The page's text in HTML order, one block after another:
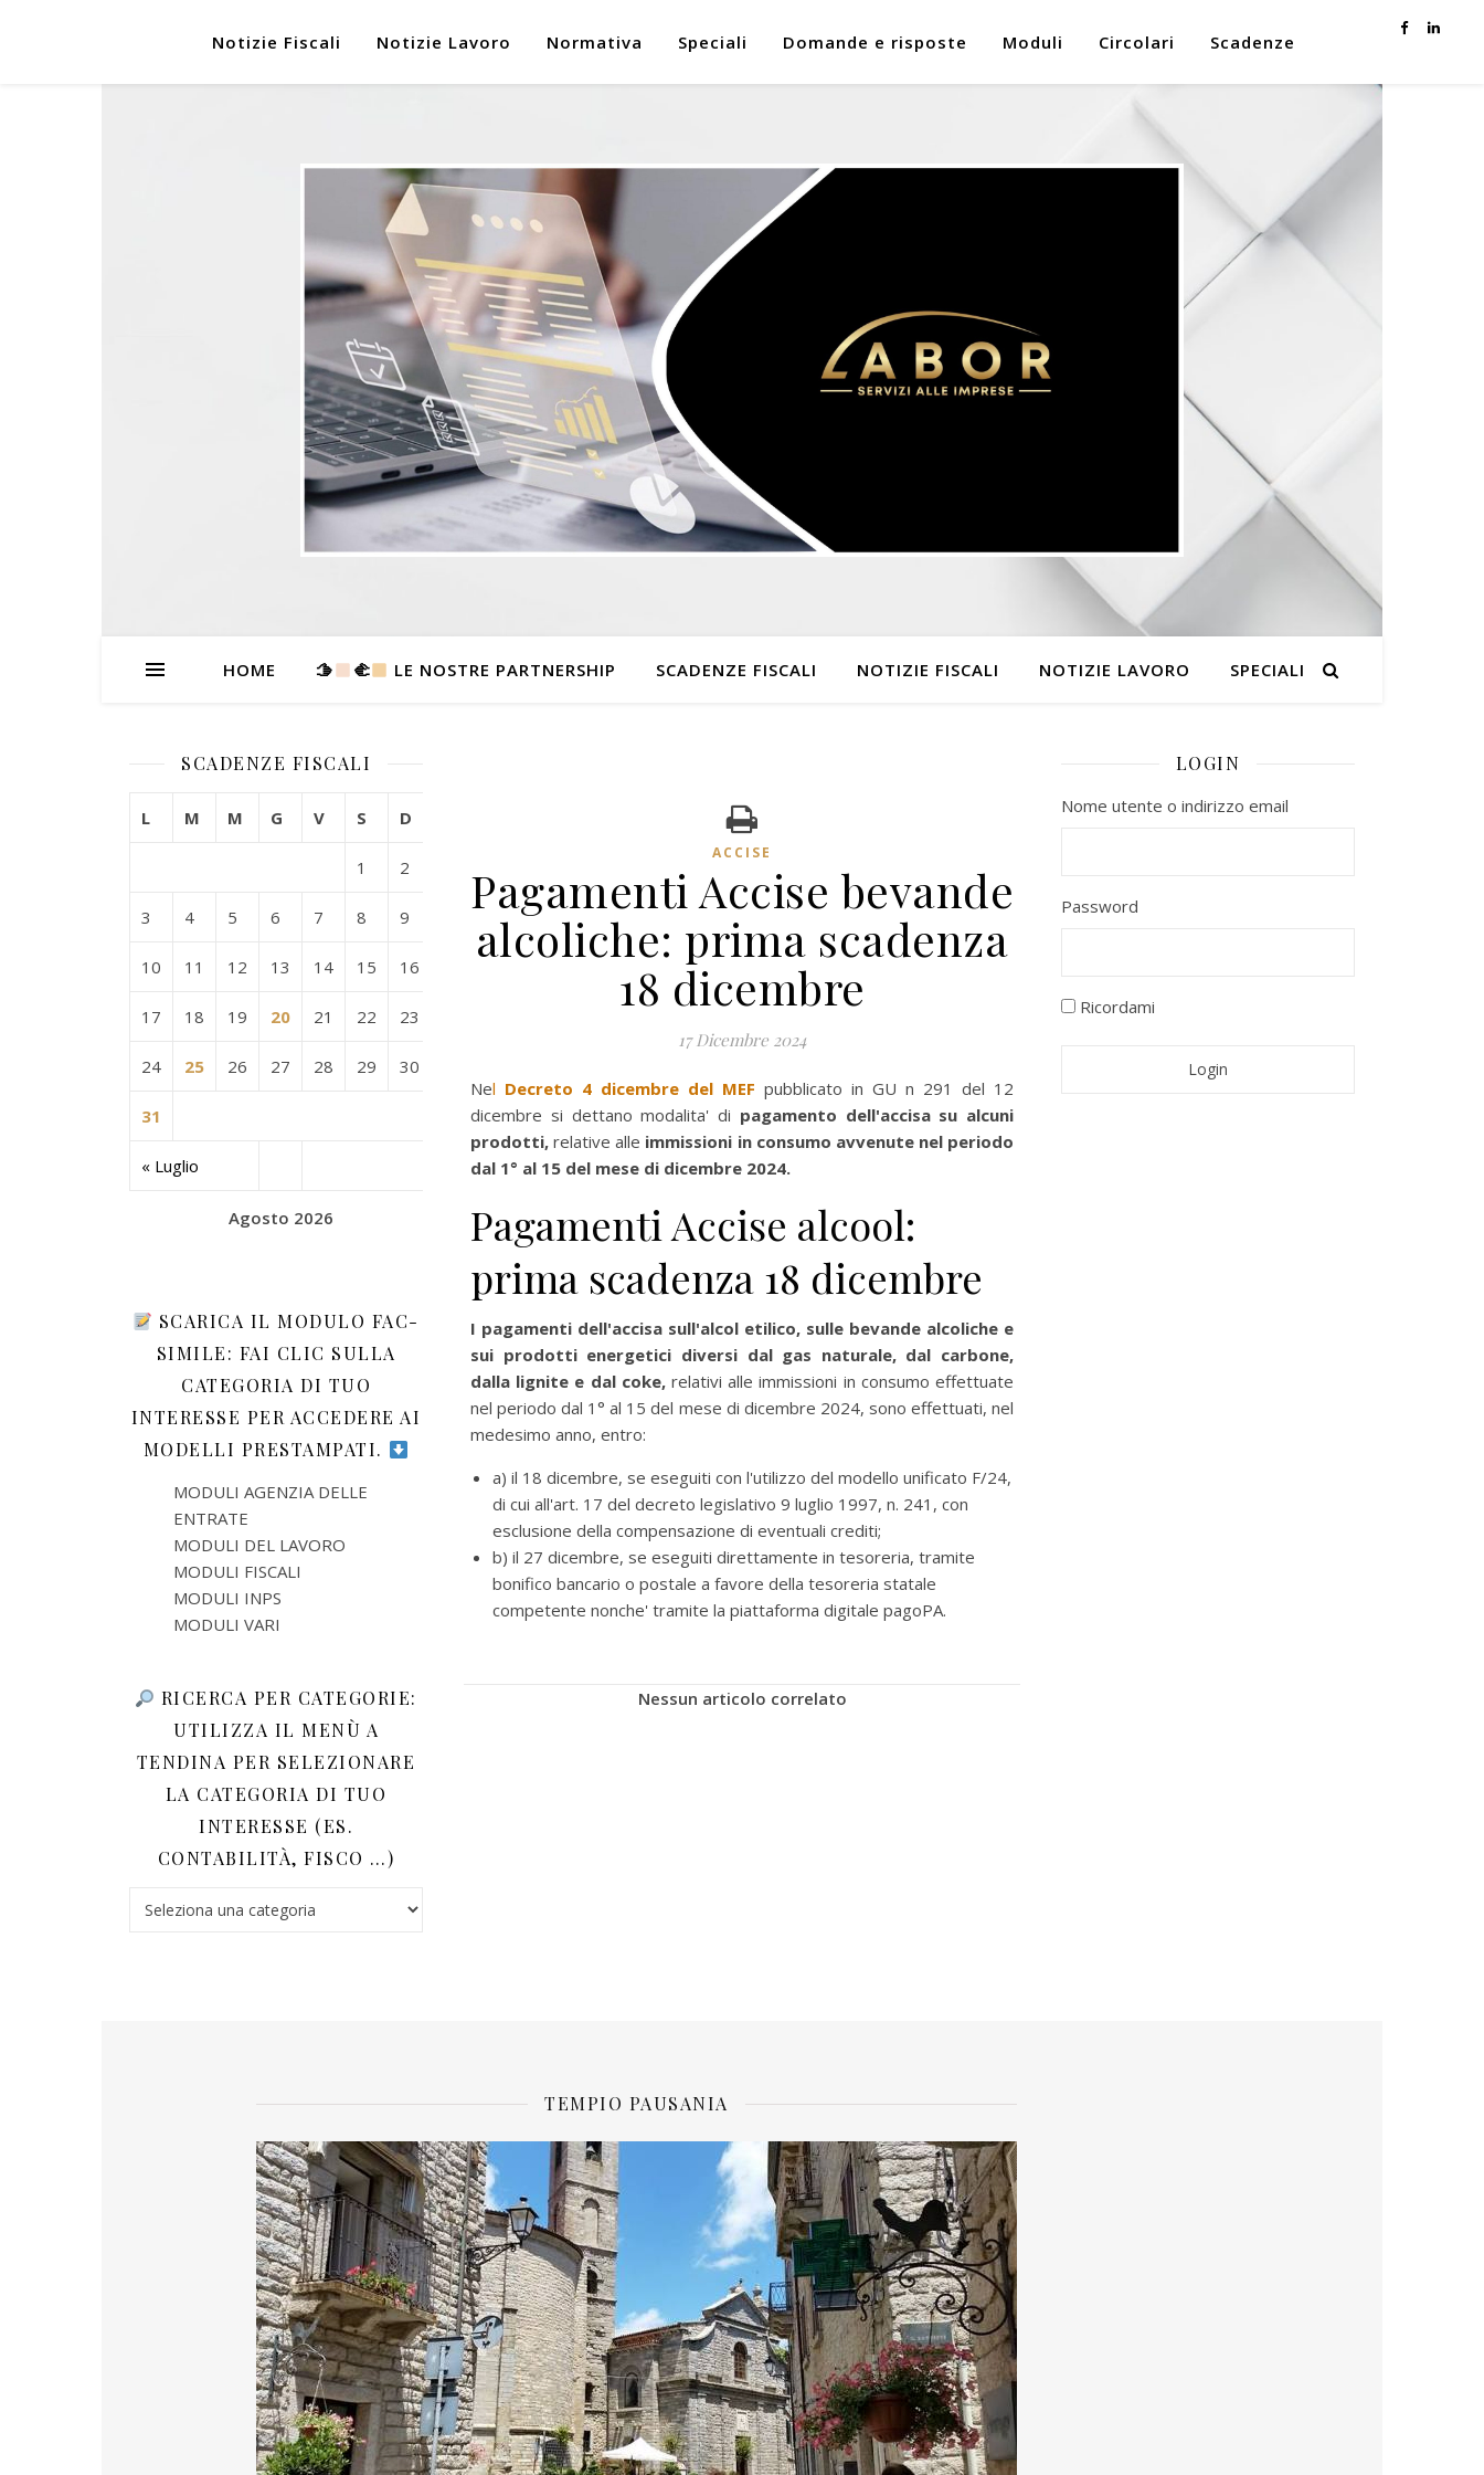
Notizie Fiscali Notizie Lavoro Normativa Speciali Domande e risposte Moduli Circolari Scadenze
HOME 🫱 ‍🫲 LE NOSTRE PARTNERSHIP SCADENZE FISCALI NOTIZIE FISCALI NOTIZIE LAVORO SPECIALI
SCADENZE FISCALI
Agosto 2026
L M M G V S D
« Luglio
1 2
3 4 5 6 7 8 9
10 11 12 13 14 15 16
17 18 19 20 21 22 23
24 25 26 27 28 29 30
31
SCARICA IL MODULO FAC-
SIMILE: FAI CLIC SULLA
CATEGORIA DI TUO
INTERESSE PER ACCEDERE AI
MODELLI PRESTAMPATI.
MODULI AGENZIA DELLE
ENTRATE
MODULI DEL LAVORO
MODULI FISCALI
MODULI INPS
MODULI VARI
RICERCA PER CATEGORIE:
UTILIZZA IL MENÙ A
TENDINA PER SELEZIONARE
LA CATEGORIA DI TUO
INTERESSE (ES.
CONTABILITÀ, FISCO …)
Ricerca per categorie: utilizza il menù a tendina per selezionare la categoria di tuo interesse (es. contabilità, Fisco …)
ACCISE
Pagamenti Accise bevande
alcoliche: prima scadenza
18 dicembre
17 Dicembre 2024
Nel Decreto 4 dicembre del MEF pubblicato in GU n 291 del 12
dicembre si dettano modalita' di pagamento dell'accisa su alcuni
prodotti, relative alle immissioni in consumo avvenute nel periodo
dal 1° al 15 del mese di dicembre 2024.
Pagamenti Accise alcool:
prima scadenza 18 dicembre
I pagamenti dell'accisa sull'alcol etilico, sulle bevande alcoliche e
sui prodotti energetici diversi dal gas naturale, dal carbone,
dalla lignite e dal coke,relativi alle immissioni in consumo effettuate
nel periodo dal 1° al 15 del mese di dicembre 2024, sono effettuati, nel
medesimo anno, entro:
a) il 18 dicembre, se eseguiti con l'utilizzo del modello unificato F/24,
di cui all'art. 17 del decreto legislativo 9 luglio 1997, n. 241, con
esclusione della compensazione di eventuali crediti;
b) il 27 dicembre, se eseguiti direttamente in tesoreria, tramite
bonifico bancario o postale a favore della tesoreria statale
competente nonche' tramite la piattaforma digitale pagoPA.
Nessun articolo correlato
LOGIN
Nome utente o indirizzo email
Password
Ricordami
TEMPIO PAUSANIA